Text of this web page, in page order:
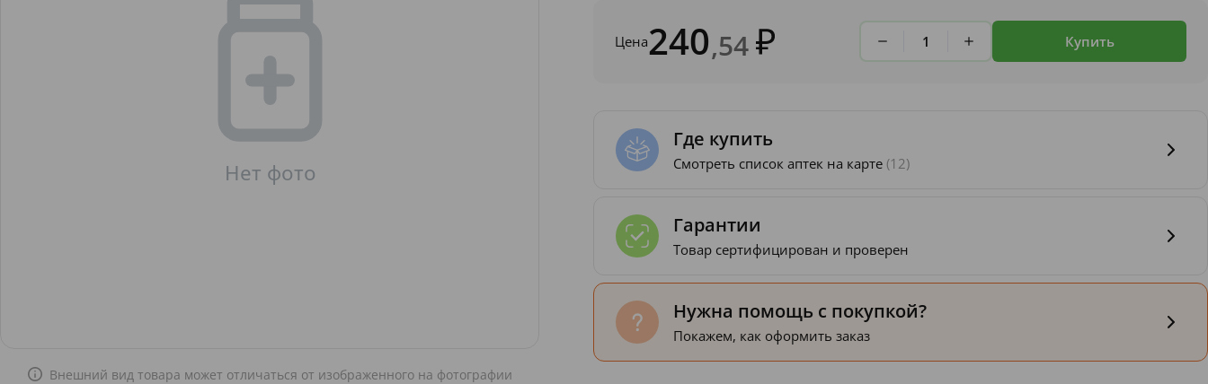
Внешний вид товара может отличаться от изображенного на фотографии
Цена240,54 Купить
Где купить
Смотреть список аптек на карте (12)
Гарантии
Товар сертифицирован и проверен
Нужна помощь с покупкой?
Покажем, как оформить заказ